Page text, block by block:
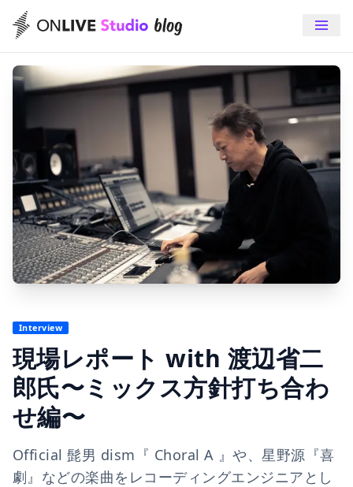
Interview
現場レポート with 渡辺省二
郎氏〜ミックス方針打ち合わ
せ編〜
Official 髭男 dism『 Choral A 』や、星野源『喜
劇』などの楽曲をレコーディングエンジニアとし